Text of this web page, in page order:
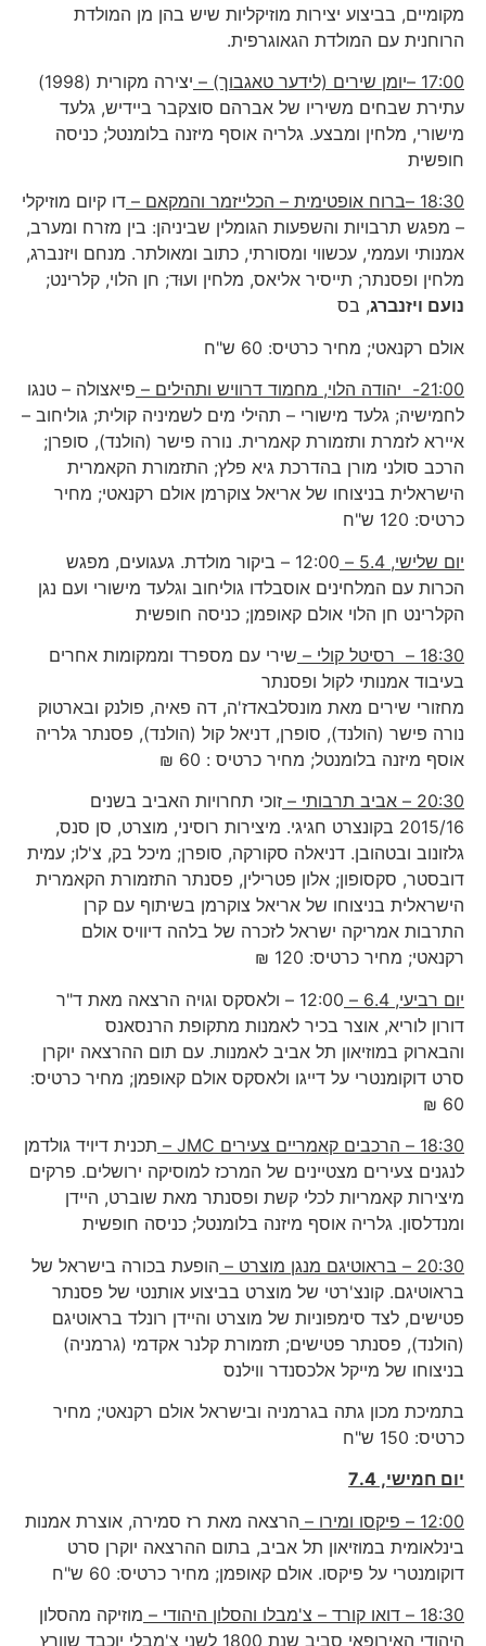
מקומיים, בביצוע יצירות מוזיקליות שיש בהן מן המולדת
הרוחנית עם המולדת הגאוגרפית.
17:00 –יומן שירים (לידער טאגבוך) –
יצירה מקורית (1998)
עתירת שבחים משיריו של אברהם סוצקבר ביידיש, גלעד
מישורי, מלחין ומבצע. גלריה אוסף מיזנה בלומנטל; כניסה
חופשית
18:30 –ברוח אופטימית – הכלייזמר והמקאם –
דו קיום מוזיקלי
– מפגש תרבויות והשפעות הגומלין שביניהן: בין מזרח ומערב,
אמנותי ועממי, עכשווי ומסורתי, כתוב ומאולתר. מנחם ויזנברג,
מלחין ופסנתר; תייסיר אליאס, מלחין ועוּד; חן הלוי, קלרינט;
נועם ויזנברג, בס
אולם רקנאטי; מחיר כרטיס: 60 ש"ח
21:00- יהודה הלוי, מחמוד דרוויש ותהילים –
פיאצולה – טנגו
לחמישיה; גלעד מישורי – תהילי מים לשמיניה קולית; גוליחוב –
איירא לזמרת ותזמורת קאמרית. נורה פישר (הולנד), סופרן;
הרכב סולני מורן בהדרכת גיא פלץ; התזמורת הקאמרית
הישראלית בניצוחו של אריאל צוקרמן אולם רקנאטי; מחיר
כרטיס: 120 ש"ח
יום שלישי, 5.4 –
12:00 – ביקור מולדת. געגועים, מפגש
הכרות עם המלחינים אוסבלדו גוליחוב וגלעד מישורי ועם נגן
הקלרינט חן הלוי אולם קאופמן; כניסה חופשית
18:30 – רסיטל קולי –
שירי עם מספרד וממקומות אחרים
בעיבוד אמנותי לקול ופסנתר
מחזורי שירים מאת מונסלבאדז'ה, דה פאיה, פולנק ובארטוק
נורה פישר (הולנד), סופרן, דניאל קול (הולנד), פסנתר גלריה
אוסף מיזנה בלומנטל; מחיר כרטיס : 60 ₪
20:30 – אביב תרבותי –
זוכי תחרויות האביב בשנים
2015/16 בקונצרט חגיגי. מיצירות רוסיני, מוצרט, סן סנס,
גלזונוב ובטהובן. דניאלה סקורקה, סופרן; מיכל בק, צ'לו; עמית
דובסטר, סקסופון; אלון פטרילין, פסנתר התזמורת הקאמרית
הישראלית בניצוחו של אריאל צוקרמן בשיתוף עם קרן
התרבות אמריקה ישראל לזכרה של בלהה דיוויס אולם
רקנאטי; מחיר כרטיס: 120 ₪
יום רביעי, 6.4 –
12:00 – ולאסקס וגויה הרצאה מאת ד"ר
דורון לוריא, אוצר בכיר לאמנות מתקופת הרנסאנס
והבארוק במוזיאון תל אביב לאמנות. עם תום ההרצאה יוקרן
סרט דוקומנטרי על דייגו ולאסקס אולם קאופמן; מחיר כרטיס:
18:30 – הרכבים קאמריים צעירים
JMC
–תכנית דיויד גולדמן
לנגנים צעירים מצטיינים של המרכז למוסיקה ירושלים. פרקים
מיצירות קאמריות לכלי קשת ופסנתר מאת שוברט, היידן
ומנדלסון. גלריה אוסף מיזנה בלומנטל; כניסה חופשית
20:30 – בראוטיגם מנגן מוצרט –
הופעת בכורה בישראל של
בראוטיגם. קונצ'רטי של מוצרט בביצוע אותנטי של פסנתר
פטישים, לצד סימפוניות של מוצרט והיידן רונלד בראוטיגם
(הולנד), פסנתר פטישים; תזמורת קלנר אקדמי (גרמניה)
בניצוחו של מייקל אלכסנדר ווילנס
בתמיכת מכון גתה בגרמניה ובישראל אולם רקנאטי; מחיר
כרטיס: 150 ש"ח
יום חמישי, 7.4
12:00 – פיקסו ומירו –
הרצאה מאת רז סמירה, אוצרת אמנות
בינלאומית במוזיאון תל אביב, בתום ההרצאה יוקרן סרט
דוקומנטרי על פיקסו. אולם קאופמן; מחיר כרטיס: 60 ש"ח
18:30 – דואו קורד – צ'מבלו והסלון היהודי –
מוזיקה מהסלון
היהודי האירופאי סביב שנת 1800 לשני צ'מבלי יוכבד שוורץ